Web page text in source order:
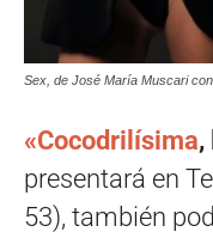
Sex, de José María Muscari
«Cocodrilísima,
presentará en
53), también